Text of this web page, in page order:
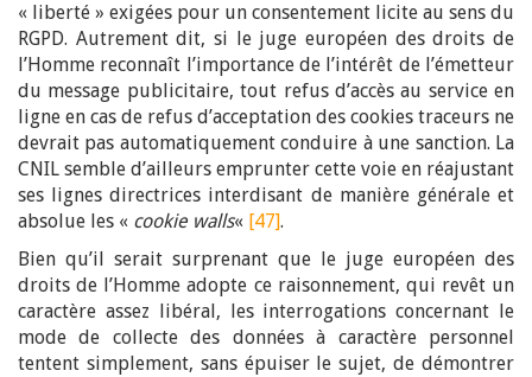
« liberté » exigées pour un consentement licite au sens du
RGPD. Autrement dit, si le juge européen des droits de
l’Homme reconnaît l’importance de l’intérêt de l’émetteur
du message publicitaire, tout refus d’accès au service en
ligne en cas de refus d’acceptation des cookies traceurs ne
devrait pas automatiquement conduire à une sanction. La
CNIL semble d’ailleurs emprunter cette voie en réajustant
ses lignes directrices interdisant de manière générale et
absolue les « cookie walls« [47].
Bien qu’il serait surprenant que le juge européen des
droits de l’Homme adopte ce raisonnement, qui revêt un
caractère assez libéral, les interrogations concernant le
mode de collecte des données à caractère personnel
tentent simplement, sans épuiser le sujet, de démontrer